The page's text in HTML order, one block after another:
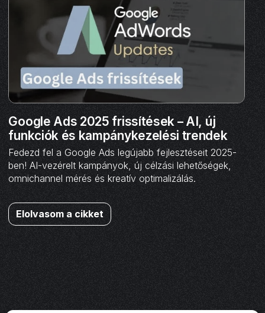
Google Ads 2025 frissítések – AI, új
funkciók és kampánykezelési trendek
Fedezd fel a Google Ads legújabb fejlesztéseit 2025-
ben! AI-vezérelt kampányok, új célzási lehetőségek,
omnichannel mérés és kreatív optimalizálás.
Elolvasom a cikket